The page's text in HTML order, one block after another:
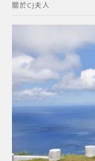
字:
關於CJ夫人